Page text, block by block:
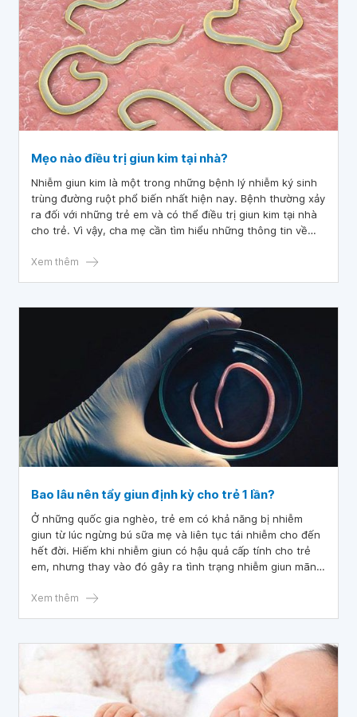
Mẹo nào điều trị giun kim tại nhà?
Nhiễm giun kim là một trong những bệnh lý nhiễm ký sinh
trùng đường ruột phổ biến nhất hiện nay. Bệnh thường xảy
ra đối với những trẻ em và có thể điều trị giun kim tại nhà
cho trẻ. Vì vậy, cha mẹ cần tìm hiểu những thông tin về
Xem thêm
Bao lâu nên tẩy giun định kỳ cho trẻ 1 lần?
Ở những quốc gia nghèo, trẻ em có khả năng bị nhiễm
giun từ lúc ngừng bú sữa mẹ và liên tục tái nhiễm cho đến
hết đời. Hiếm khi nhiễm giun có hậu quả cấp tính cho trẻ
em, nhưng thay vào đó gây ra tình trạng nhiễm giun mãn
khỏe, dinh dưỡng, phát triển nhận thức, khả năng tiếp cận
Xem thêm